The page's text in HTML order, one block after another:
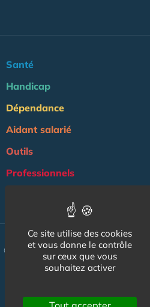
Santé
Handicap
Dépendance
Aidant salarié
Outils
Professionnels
© Aidant.info 2026 - Tous
Ce site utilise des cookies
et vous donne le contrôle
sur ceux que vous
souhaitez activer